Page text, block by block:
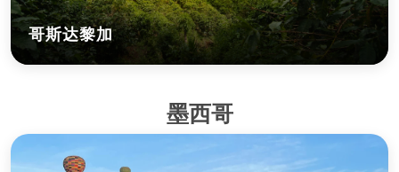
哥斯达黎加
墨西哥